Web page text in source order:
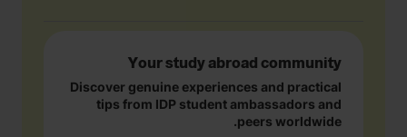
Your study abroad community
Discover genuine experiences and practical
tips from IDP student ambassadors and
peers worldwide.